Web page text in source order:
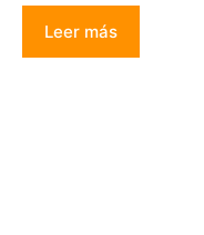
Leer más